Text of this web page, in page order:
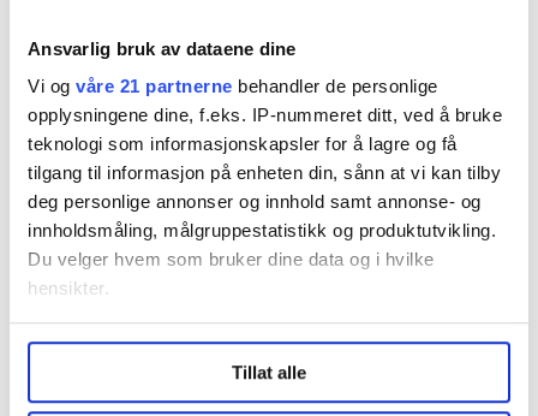
Ansvarlig bruk av dataene dine
Vi og våre 21 partnerne behandler de personlige
opplysningene dine, f.eks. IP-nummeret ditt, ved å bruke
teknologi som informasjonskapsler for å lagre og få
tilgang til informasjon på enheten din, sånn at vi kan tilby
deg personlige annonser og innhold samt annonse- og
innholdsmåling, målgruppestatistikk og produktutvikling.
Du velger hvem som bruker dine data og i hvilke
hensikter.
Undermer infokan du lese om hvordan dine personlige
data behandles og hvordan du kan velge hvordan de skal
brukes. Du kan hele tiden endre eller trekke tilbake ditt
Tillat alle
Del artikkel
Nå:4stillingsannonser